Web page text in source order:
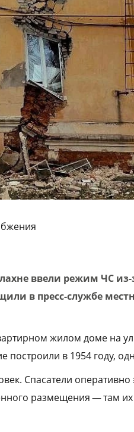
ввели режим ЧС
в пресс-службе
жилом доме на
построили в 1954 году,
Спасатели
размещения — там